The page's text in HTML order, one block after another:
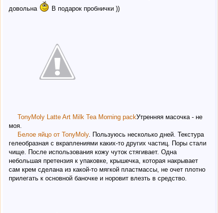
довольна
В подарок пробнички ))
TonyMoly Latte Art Milk Tea Morning packУтренняя масочка - не
моя.
Белое яйцо от TonyMoly. Пользуюсь несколько дней. Текстура
гелеобразная с вкраплениями каких-то других частиц. Поры стали
чище. После использования кожу чуток стягивает. Одна
небольшая претензия к упаковке, крышечка, которая накрывает
сам крем сделана из какой-то мягкой пластмассы, не очет плотно
прилегать к основной баночке и норовит влезть в средство.